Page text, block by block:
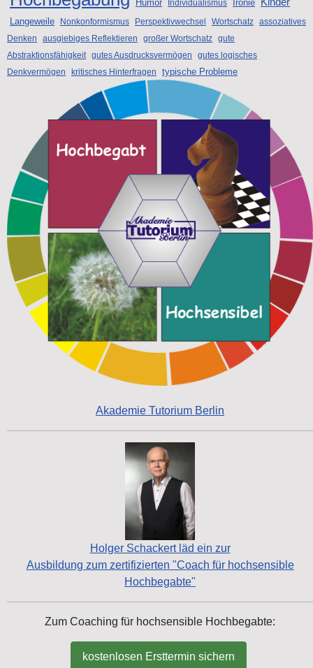
Humor Individualismus Ironie
Langeweile Nonkonformismus Perspektivwechsel Wortschatz assoziatives
Denken
ausgiebiges Reflektieren großer Wortschatz gute
Abstraktionsfähigkeit gutes Ausdrucksvermögen
gutes logisches
Denkvermögen
kritisches Hinterfragen typische Probleme
Akademie Tutorium Berlin
Holger Schackert läd ein zur
Ausbildung zum zertifizierten "Coach für hochsensible
Hochbegabte"
Zum Coaching für hochsensible Hochbegabte:
kostenlosen Ersttermin sichern